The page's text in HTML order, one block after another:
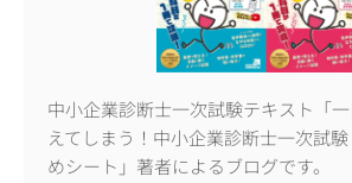
中小企業診断士一次試験テキスト「
えてしまう！中小企業診断士一次試
めシート」著者によるブログです。